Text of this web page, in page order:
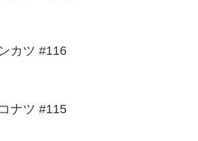
カツ #116
ナツ #115